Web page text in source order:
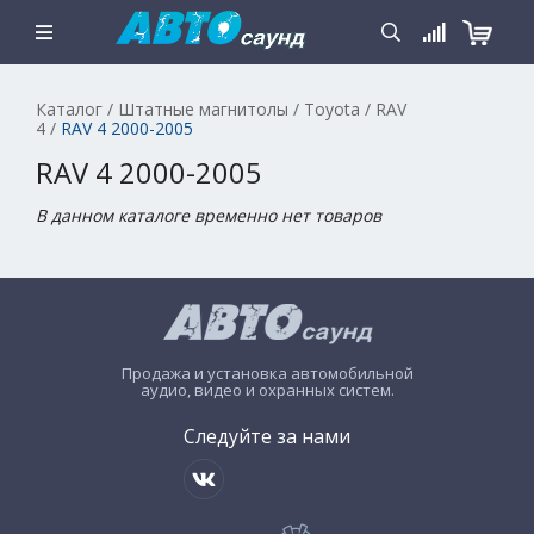
Каталог / Штатные магнитолы / Toyota / RAV
4 / RAV 4 2000-2005
RAV 4 2000-2005
В данном каталоге временно нет товаров
Продажа и установка автомобильной
аудио, видео и охранных систем.
Следуйте за нами